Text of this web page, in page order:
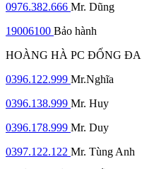
0976.382.666 Mr. Dũng
19006100 Bảo hành
HOÀNG HÀ PC ĐỐNG ĐA
0396.122.999 Mr.Nghĩa
0396.138.999 Mr. Huy
0396.178.999 Mr. Duy
0397.122.122 Mr. Tùng Anh